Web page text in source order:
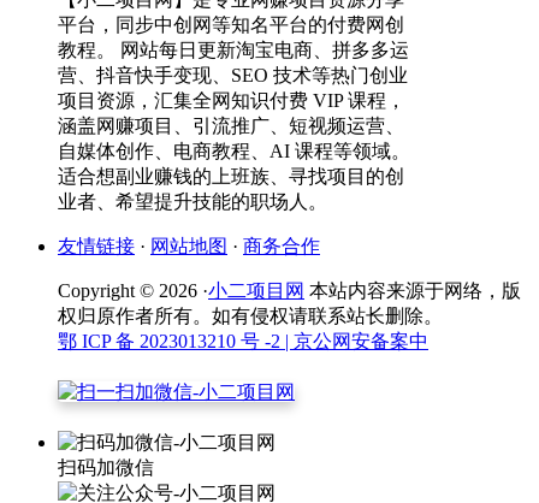
平台，同步中创网等知名平台的付费网创
教程。 网站每日更新淘宝电商、拼多多运
营、抖音快手变现、SEO 技术等热门创业
项目资源，汇集全网知识付费 VIP 课程，
涵盖网赚项目、引流推广、短视频运营、
自媒体创作、电商教程、AI 课程等领域。
适合想副业赚钱的上班族、寻找项目的创
业者、希望提升技能的职场人。
友情链接 · 网站地图 · 商务合作
Copyright © 2026 ·小二项目网 本站内容来源于网络，版
权归原作者所有。如有侵权请联系站长删除。
鄂 ICP 备 2023013210 号 -2 | 京公网安备案中
扫码加微信